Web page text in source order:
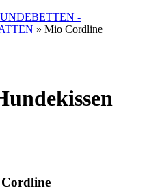
-
» Mio Cordline